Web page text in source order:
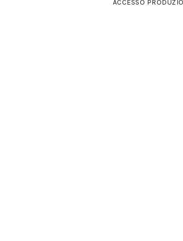
ACCESSO